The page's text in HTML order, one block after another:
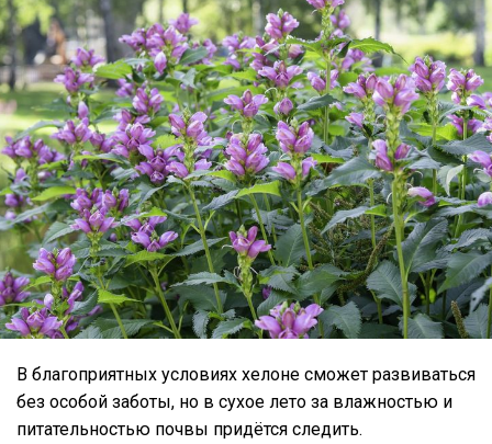
В благоприятных условиях хелоне сможет развиваться
без особой заботы, но в сухое лето за влажностью и
питательностью почвы придётся следить.